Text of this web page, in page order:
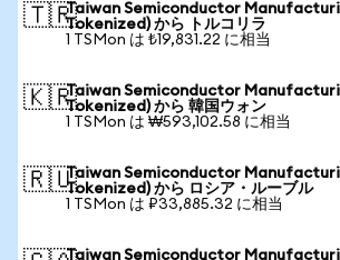
🇹🇷Taiwan Semiconductor
Tokenized) から トルコリラ
1 TSMon は ₺19,831.22 に相当
🇰🇷Taiwan Semiconductor
Tokenized) から 韓国ウォン
1 TSMon は ₩593,102.58 に相当
🇷🇺Taiwan Semiconductor
Tokenized) から ロシア・ルーブル
1 TSMon は ₽33,885.32 に相当
Taiwan Semiconductor